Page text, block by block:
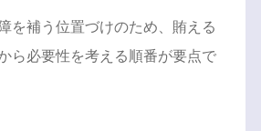
を補う位置づけのため、賄える
ら必要性を考える順番が要点で